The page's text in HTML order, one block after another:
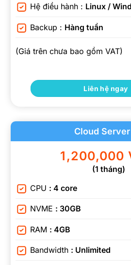
Hệ điều hành : Linux /
Backup : Hàng tuần
(Giá trên chưa bao gồm VAT)
Liên hệ ngay
Cloud
1,200,000
(1 tháng)
CPU : 4 core
NVME : 30GB
RAM : 4GB
Bandwidth : Unlimited